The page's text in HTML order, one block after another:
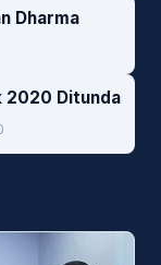
Dharma
2020 Ditunda